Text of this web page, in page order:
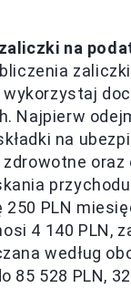
na
Najpierw
na
zdrowotne
250 PLN
4 140 PLN,
według
85 528 PLN,